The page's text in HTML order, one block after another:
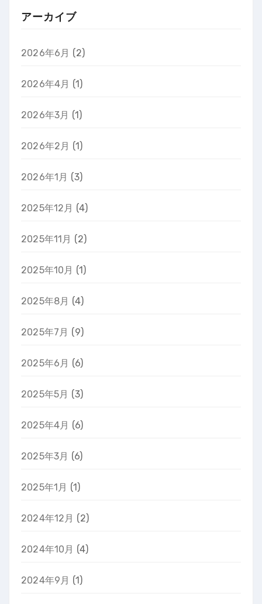
アーカイブ
2026年6月 (2)
2026年4月 (1)
2026年3月 (1)
2026年2月 (1)
2026年1月 (3)
2025年12月 (4)
2025年11月 (2)
2025年10月 (1)
2025年8月 (4)
2025年7月 (9)
2025年6月 (6)
2025年5月 (3)
2025年4月 (6)
2025年3月 (6)
2025年1月 (1)
2024年12月 (2)
2024年10月 (4)
2024年9月 (1)